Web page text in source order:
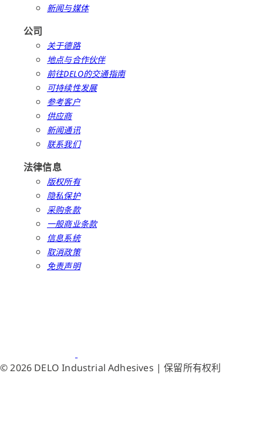
新闻与媒体
公司
关于德路
地点与合作伙伴
前往DELO的交通指南
可持续性发展
参考客户
供应商
新闻通讯
联系我们
法律信息
版权所有
隐私保护
采购条款
一般商业条款
信息系统
取消政策
免责声明
© 2026 DELO Industrial Adhesives | 保留所有权利